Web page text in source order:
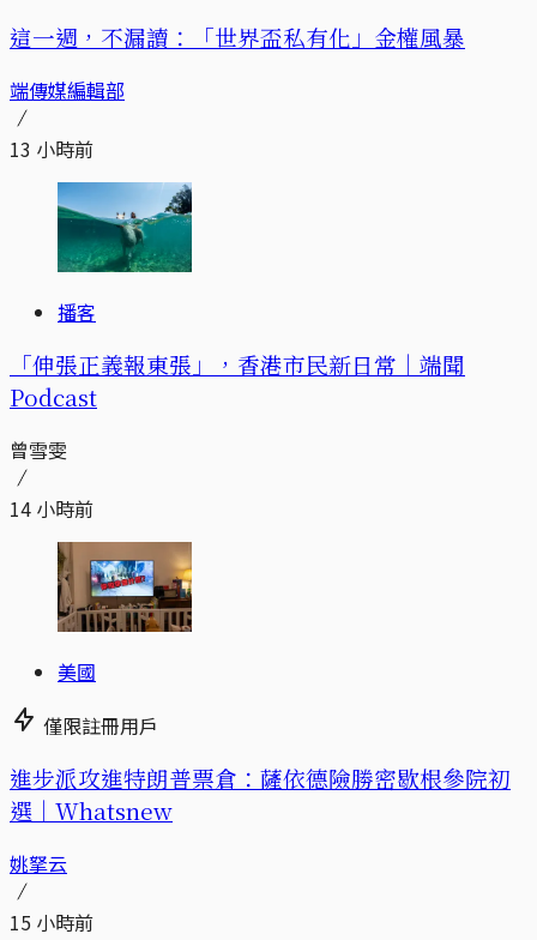
這一週，不漏讀：「世界盃私有化」金權風暴
端傳媒編輯部
13 小時前
播客
「伸張正義報東張」，香港市民新日常｜端聞
Podcast
曾雪雯
14 小時前
美國
僅限註冊用戶
進步派攻進特朗普票倉：薩依德險勝密歇根參院初
選｜Whatsnew
姚拏云
15 小時前